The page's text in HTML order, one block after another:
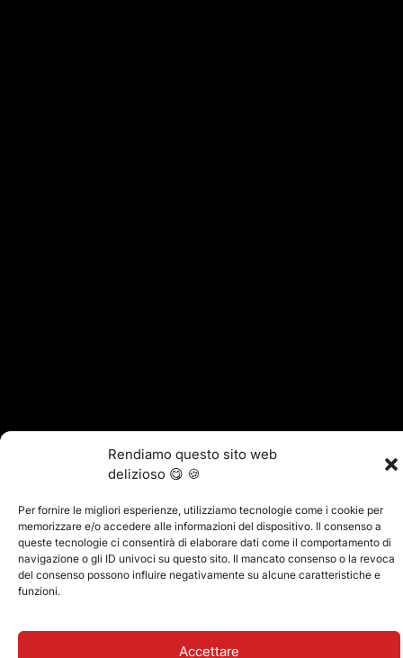
Rendiamo questo sito web
delizioso 😋 🍪
Per fornire le migliori esperienze, utilizziamo tecnologie come i cookie per
memorizzare e/o accedere alle informazioni del dispositivo. Il consenso a
queste tecnologie ci consentirà di elaborare dati come il comportamento di
navigazione o gli ID univoci su questo sito. Il mancato consenso o la revoca
del consenso possono influire negativamente su alcune caratteristiche e
funzioni.
Accettare